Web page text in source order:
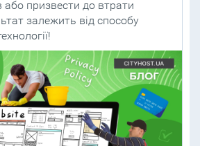
або призвести до втрати
залежить від способу